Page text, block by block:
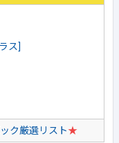
ス]
ク厳選リスト★